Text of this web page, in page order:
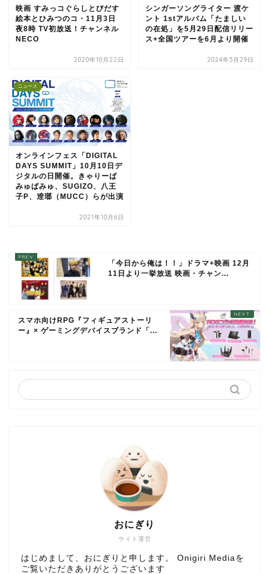
映画 すみっコぐらしとびだす
絵本とひみつのコ・11月3日
夜8時 TV初放送！チャンネル
NECO
2020年10月22日
シンガーソングライター 渡ケ
ント 1stアルバム「たましい
の在処」を5月29日配信リリー
ス+全国ツアーを6月より開催
2024年5月29日
ニュース
オンラインフェス「DIGITAL
DAYS SUMMIT」10月10日デ
ジタルの日開催。きゃりーぱ
みゅぱみゅ、SUGIZO、八王
子P、逹瑯（MUCC）らが出演
2021年10月6日
「今日から俺は！！」ドラマ+映画 12月
11日より一挙放送 映画・チャン...
スマホ向けRPG『フィギュアストーリ
ー』× ゲーミングデバイスブランド「...
サイト運営
おにぎり
はじめまして、おにぎりと申します。 Onigiri Mediaを
ご覧いただきありがとうございます